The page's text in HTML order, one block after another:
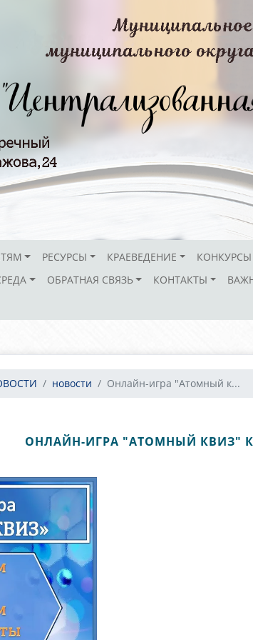
РЕСУРСЫ КРАЕВЕДЕНИЕ КОНКУРСЫ
ОБРАТНАЯ СВЯЗЬ КОНТАКТЫ
новости Онлайн-игра "Атомный к...
ОНЛАЙН-ИГРА "АТОМНЫЙ КВИЗ"